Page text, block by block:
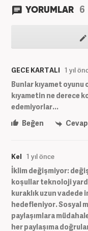
YORUMLAR 6
GECE KARTALI 1 yıl
Bunlar kıyamet oyunu
kıyametin ne derece
edemiyorlar...
Beğen
Kel 1 yıl önce
İklim değişmiyor:
koşullar teknoloji
kuraklık uzun vadede
hedefleniyor. Sosyal
paylaşımlara
her paylaşıma